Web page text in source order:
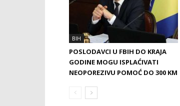
BIH
POSLODAVCI U FBIH DO KRAJA
GODINE MOGU ISPLAĆIVATI
NEOPOREZIVU POMOĆ DO 300 KM